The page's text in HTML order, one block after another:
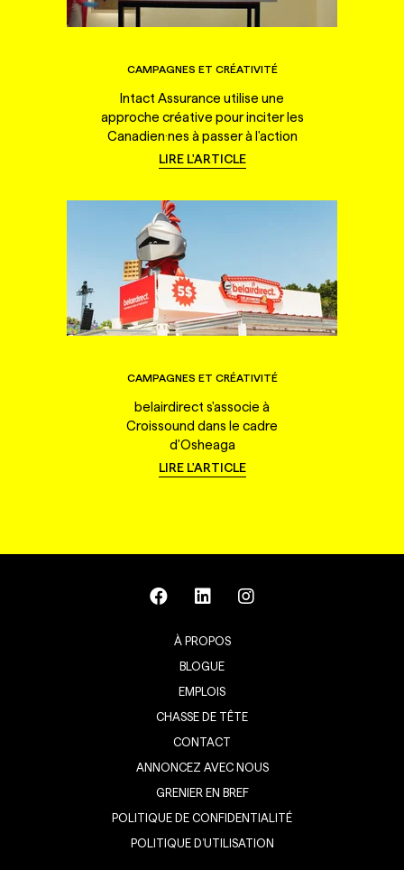
CAMPAGNES ET CRÉATIVITÉ
Intact Assurance utilise une
approche créative pour inciter les
Canadien·nes à passer à l'action
LIRE L'ARTICLE
CAMPAGNES ET CRÉATIVITÉ
belairdirect s'associe à
Croissound dans le cadre
d'Osheaga
LIRE L'ARTICLE
À PROPOS
BLOGUE
EMPLOIS
CHASSE DE TÊTE
CONTACT
ANNONCEZ AVEC NOUS
GRENIER EN BREF
POLITIQUE DE CONFIDENTIALITÉ
POLITIQUE D’UTILISATION